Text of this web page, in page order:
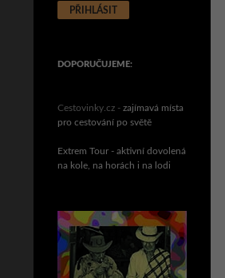
DOPORUČUJEME:
Cestovinky.cz - zajímavá místa
pro cestování po světě
Extrem Tour - aktivní dovolená
na kole, na horách i na lodi